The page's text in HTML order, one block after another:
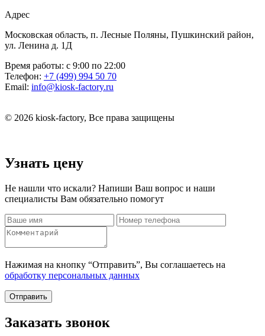
Адрес
Московская область, п. Лесные Поляны, Пушкинский район,
ул. Ленина д. 1Д
Время работы: с 9:00 по 22:00
Телефон: +7 (499) 994 50 70
Email: info@kiosk-factory.ru
© 2026 kiosk-factory, Все права защищены
Узнать цену
Не нашли что искали? Напиши Ваш вопрос и наши
специалисты Вам обязательно помогут
Нажимая на кнопку “Отправить”, Вы соглашаетесь на
обработку персональных данных
Отправить
Заказать звонок